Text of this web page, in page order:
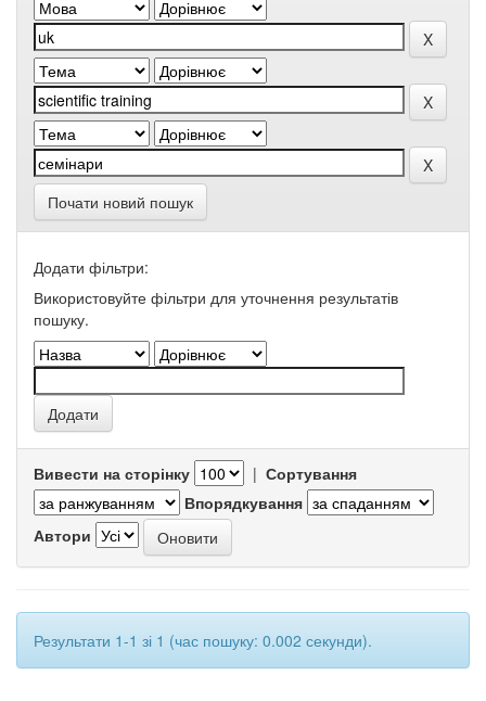
Почати новий пошук
Додати фільтри:
Використовуйте фільтри для уточнення результатів
пошуку.
Вивести на сторінку | Сортування
Впорядкування
Автори
Результати 1-1 зі 1 (час пошуку: 0.002 секунди).